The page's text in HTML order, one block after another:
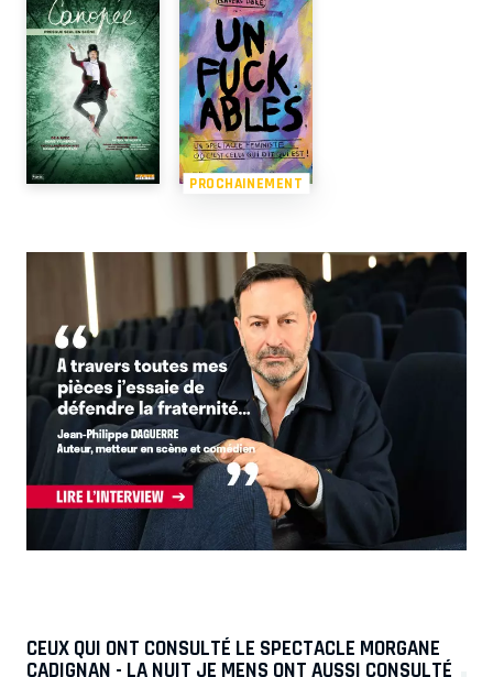
PROCHAINEMENT
CEUX QUI ONT CONSULTÉ LE SPECTACLE MORGANE
CADIGNAN - LA NUIT JE MENS ONT AUSSI CONSULTÉ